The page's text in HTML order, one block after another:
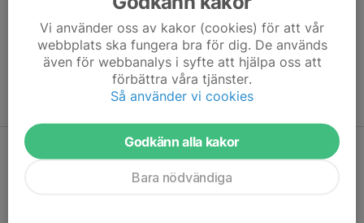
divisioner
med ca 16
spelare i
varje.
Maxantal
spelare 126
Söndag 12 april
Vi använder oss av kakor (cookies) för att vår
webbplats ska fungera bra för dig. De används
även för webbanalys i syfte att hjälpa oss att
förbättra våra tjänster.
Så använder vi cookies
Godkänn alla kakor
Bara nödvändiga